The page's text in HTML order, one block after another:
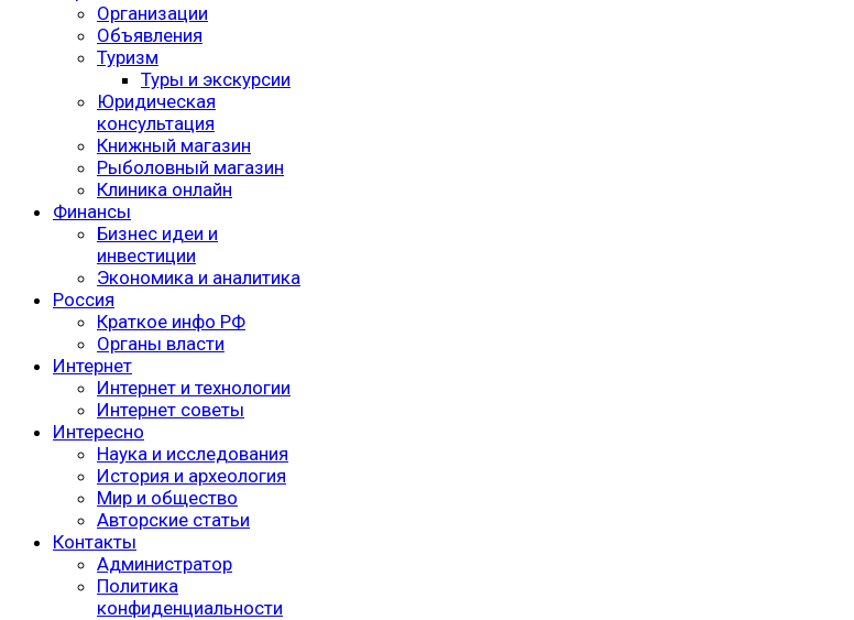
Организации
Объявления
Туризм
Туры и экскурсии
Юридическая
консультация
Книжный магазин
Рыболовный магазин
Клиника онлайн
Финансы
Бизнес идеи и
инвестиции
Экономика и аналитика
Россия
Краткое инфо РФ
Органы власти
Интернет
Интернет и технологии
Интернет советы
Интересно
Наука и исследования
История и археология
Мир и общество
Авторские статьи
Контакты
Администратор
Политика
конфиденциальности